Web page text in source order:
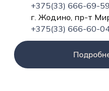
+375(33) 666-69-59
г. Жодино, пр-т
+375(33) 666-60-